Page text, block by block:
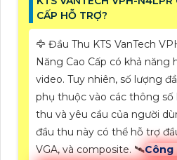
CẤP HỖ TRỢ?
🦅 Đầu Thu KTS VanTech
Năng Cao Cấp có khả năng
video. Tuy nhiên, số lượng
phụ thuộc vào các thông số
thu và yêu cầu của người
đầu thu này có thể hỗ trợ
VGA, và composite. 🛰Công